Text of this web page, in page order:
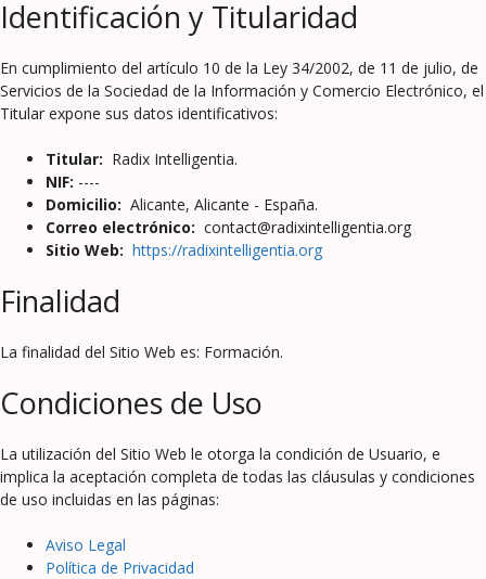
Identificación y Titularidad
En cumplimiento del artículo 10 de la Ley 34/2002, de 11 de julio, de
Servicios de la Sociedad de la Información y Comercio Electrónico, el
Titular expone sus datos identificativos:
Titular: Radix Intelligentia.
NIF: ----
Domicilio: Alicante, Alicante - España.
Correo electrónico: contact@radixintelligentia.org
Sitio Web: https://radixintelligentia.org
Finalidad
La finalidad del Sitio Web es: Formación.
Condiciones de Uso
La utilización del Sitio Web le otorga la condición de Usuario, e
implica la aceptación completa de todas las cláusulas y condiciones
de uso incluidas en las páginas:
Aviso Legal
Política de Privacidad